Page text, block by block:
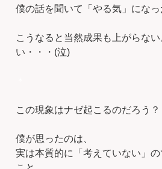
僕の話を聞いて「やる気」になっ
こうなると当然成果も上がらな
い・・・(泣)
この現象はナゼ起こるのだろう？
僕が思ったのは、
実は本質的に「考えていない」